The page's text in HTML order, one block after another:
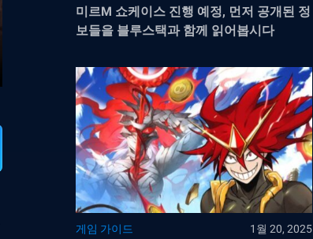
미르M 쇼케이스 진행 예정, 먼저 공개된 정
보들을 블루스택과 함께 읽어봅시다
게임 가이드 1월 20, 2025